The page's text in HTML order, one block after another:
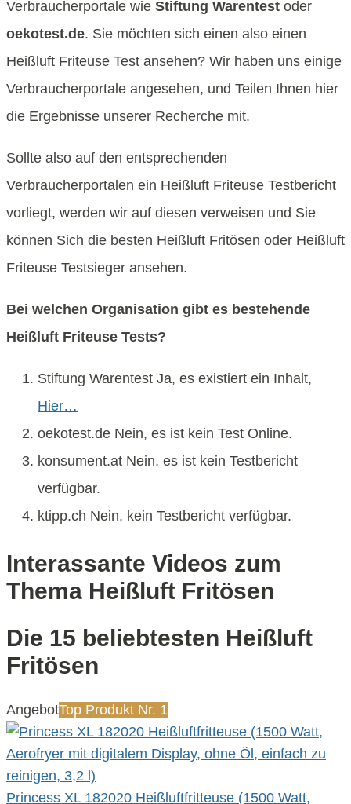
Verbraucherportale wie Stiftung Warentest oder
oekotest.de. Sie möchten sich einen also einen
Heißluft Friteuse Test ansehen? Wir haben uns einige
Verbraucherportale angesehen, und Teilen Ihnen hier
die Ergebnisse unserer Recherche mit.
Sollte also auf den entsprechenden
Verbraucherportalen ein Heißluft Friteuse Testbericht
vorliegt, werden wir auf diesen verweisen und Sie
können Sich die besten Heißluft Fritösen oder Heißluft
Friteuse Testsieger ansehen.
Bei welchen Organisation gibt es bestehende
Heißluft Friteuse Tests?
Stiftung Warentest Ja, es existiert ein Inhalt,
Hier…
oekotest.de Nein, es ist kein Test Online.
konsument.at Nein, es ist kein Testbericht
verfügbar.
ktipp.ch Nein, kein Testbericht verfügbar.
Interassante Videos zum
Thema Heißluft Fritösen
Die 15 beliebtesten Heißluft
Fritösen
AngebotTop Produkt Nr. 1
Princess XL 182020 Heißluftfritteuse (1500 Watt,